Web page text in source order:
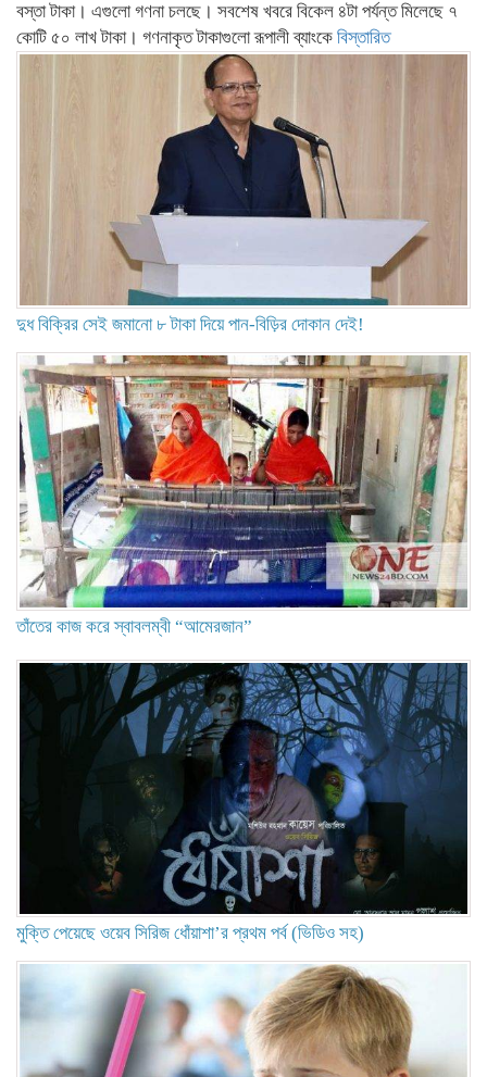
বস্তা টাকা। এগুলো গণনা চলছে। সবশেষ খবরে বিকেল ৪টা পর্যন্ত মিলেছে ৭
কোটি ৫০ লাখ টাকা। গণনাকৃত টাকাগুলো রূপালী ব্যাংকে বিস্তারিত
দুধ বিক্রির সেই জমানো ৮ টাকা দিয়ে পান-বিড়ির দোকান দেই!
তাঁতের কাজ করে স্বাবলম্বী “আমেরজান”
মুক্তি পেয়েছে ওয়েব সিরিজ ধোঁয়াশা’র প্রথম পর্ব (ভিডিও সহ)